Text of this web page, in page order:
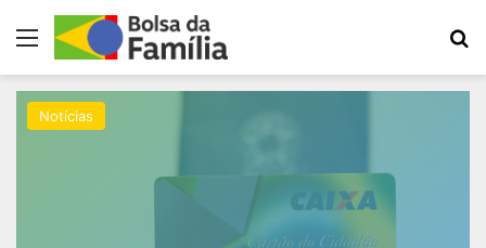
Menu
Notícias